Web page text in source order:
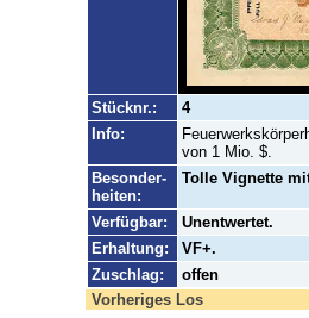
Stücknr.:
4
Info:
von 1 Mio. $.
Besonder-
heiten:
Tolle Vignette
Verfügbar:
Unentwertet.
Erhaltung:
VF+.
Zuschlag:
offen
Vorheriges Los